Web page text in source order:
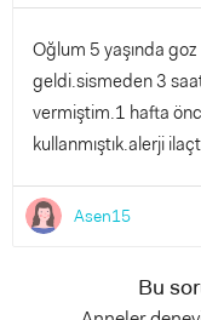
Oğlum 5 yaşında
geldi.sismeden 3
vermiştim.1 hafta
kullanmıştık.alerji
Asen15
Bu